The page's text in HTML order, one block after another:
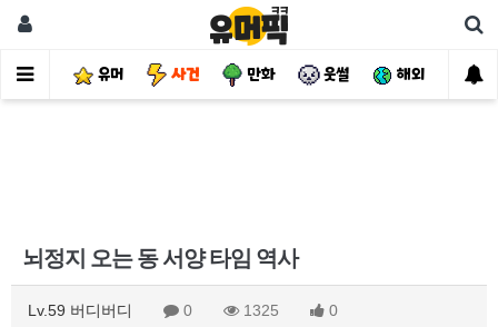
유머 사건 만화 웃썰 해외 핫
뇌정지 오는 동 서양 타임 역사
Lv.59 버디버디 0 1325 0